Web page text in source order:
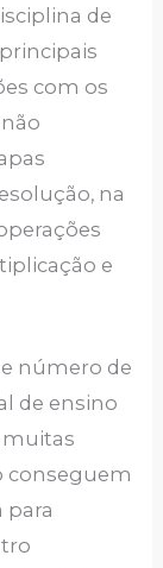
de
com os
na
e
número de
de ensino
muitas
conseguem
para